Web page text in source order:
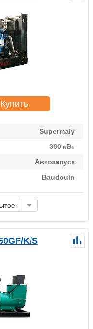
Купить
Supermaly
360 кВт
Автозапуск
Baudouin
K/S